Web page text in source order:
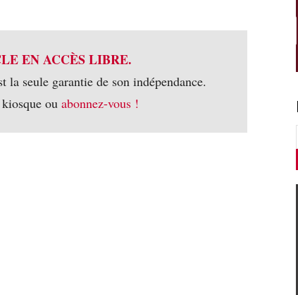
EN ACCÈS LIBRE.
la seule garantie de son indépendance.
ou abonnez-vous !